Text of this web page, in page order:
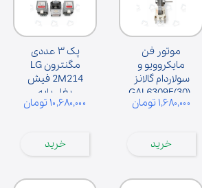
موتور فن
مایکروویو و
سولاردام گالانز
GAL6309E(30)-
ZD
۱,۶۸۰,۰۰۰ تومان
خرید
پک ۳ عددی
مگنترون LG
2M214 فیش
بغل پایه
سولاردوم
۱۰,۶۸۰,۰۰۰ تومان
خرید